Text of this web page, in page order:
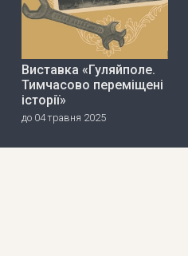
Виставка «Гуляйполе.
Тимчасово переміщені
історії»
до 04 травня 2025